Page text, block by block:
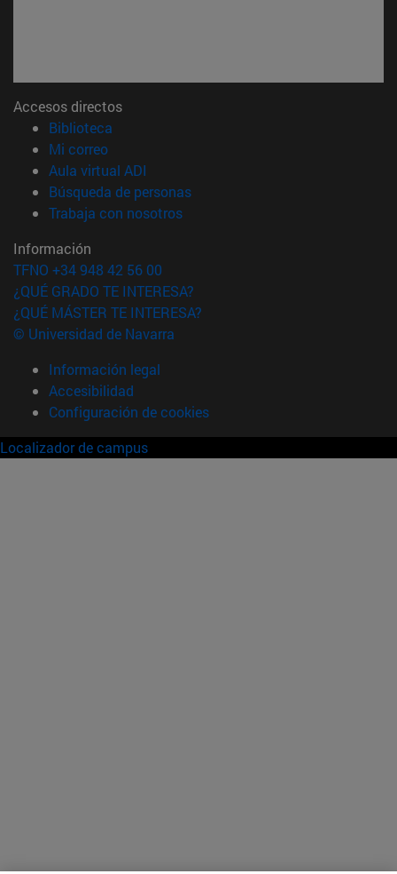
Accesos directos
Biblioteca
Mi correo(abre en nueva ventana)
Aula virtual ADI
Búsqueda de personas(abre en nueva ventana)
Trabaja con nosotros(abre en nueva ventana)
Información
TFNO +34 948 42 56 00
¿QUÉ GRADO TE INTERESA?
¿QUÉ MÁSTER TE INTERESA?
© Universidad de Navarra
Información legal
Accesibilidad
Configuración de cookies
Localizador de campus